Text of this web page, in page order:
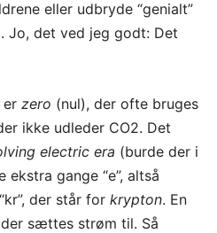
eller udbryde “genialt”
Jo, det ved jeg godt: Det
er zero (nul), der ofte bruges
ikke udleder CO2. Det
electric era (burde der i
gange “e”, altså
der står for krypton. En
sættes strøm til. Så